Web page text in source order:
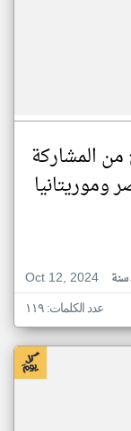
المشاركة
وموريتانيا
Oct 12, 2024
سنة
عدد الكلمات: ١١٩